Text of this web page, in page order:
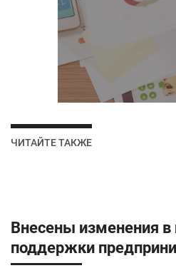
ЧИТАЙТЕ ТАКЖЕ
Внесены изменения
поддержки